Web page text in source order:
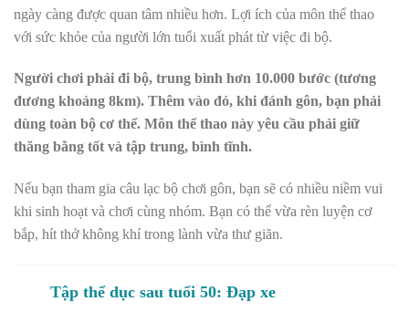
ngày càng được quan tâm nhiều hơn. Lợi ích của môn thể thao
với sức khỏe của người lớn tuổi xuất phát từ việc đi bộ.
Người chơi phải đi bộ, trung bình hơn 10.000 bước (tương
đương khoảng 8km). Thêm vào đó, khi đánh gôn, bạn phải
dùng toàn bộ cơ thể. Môn thể thao này yêu cầu phải giữ
thăng bằng tốt và tập trung, bình tĩnh.
Nếu bạn tham gia câu lạc bộ chơi gôn, bạn sẽ có nhiều niềm vui
khi sinh hoạt và chơi cùng nhóm. Bạn có thể vừa rèn luyện cơ
bắp, hít thở không khí trong lành vừa thư giãn.
Tập thể dục sau tuổi 50: Đạp xe